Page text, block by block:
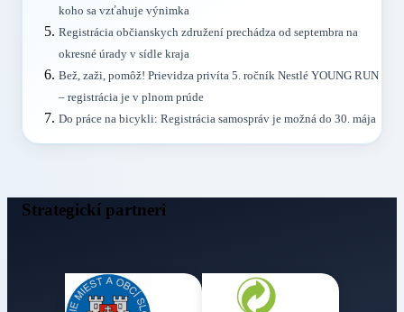
koho sa vzťahuje výnimka
Registrácia občianskych združení prechádza od septembra na
okresné úrady v sídle kraja
Bež, zaži, pomôž! Prievidza privíta 5. ročník Nestlé YOUNG RUN
– registrácia je v plnom prúde
Do práce na bicykli: Registrácia samospráv je možná do 30. mája
Strategickí partneri